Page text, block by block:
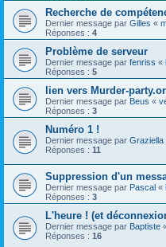
Recherche de
Dernier message par Gilles «
Réponses : 4
Problème de serveur
Dernier message par fenriss «
Réponses : 5
lien vers Murder-
Dernier message par Beus «
Réponses : 3
Numéro 1 !
Dernier message par Graziella
Réponses : 11
Suppression d'un
Dernier message par Pascal «
Réponses : 3
L'heure ! (et
Dernier message par Baptiste
Réponses : 16